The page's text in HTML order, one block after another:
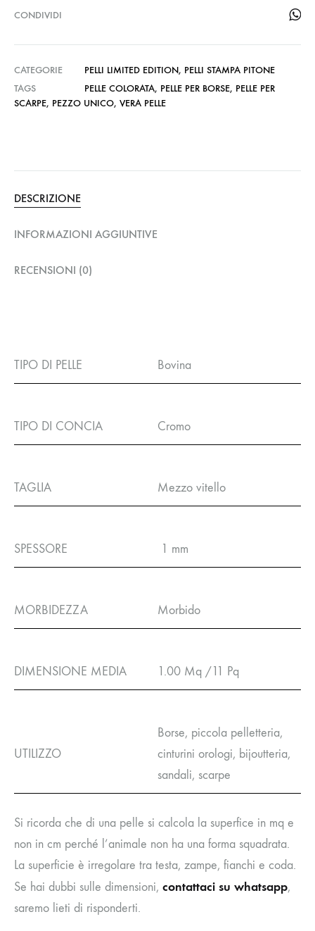
CONDIVIDI
CATEGORIE PELLI LIMITED EDITION, PELLI STAMPA PITONE
TAGS
PELLE COLORATA, PELLE PER BORSE, PELLE PER
SCARPE, PEZZO UNICO, VERA PELLE
DESCRIZIONE
INFORMAZIONI AGGIUNTIVE
RECENSIONI (0)
TIPO DI PELLE Bovina
TIPO DI CONCIA Cromo
TAGLIA Mezzo vitello
SPESSORE 1 mm
MORBIDEZZA Morbido
DIMENSIONE MEDIA 1.00 Mq /11 Pq
UTILIZZO
Borse, piccola pelletteria,
cinturini orologi, bijoutteria,
sandali, scarpe
Si ricorda che di una pelle si calcola la superfice in mq e
non in cm perché l’animale non ha una forma squadrata.
La superficie è irregolare tra testa, zampe, fianchi e coda.
Se hai dubbi sulle dimensioni, contattaci su whatsapp,
saremo lieti di risponderti.